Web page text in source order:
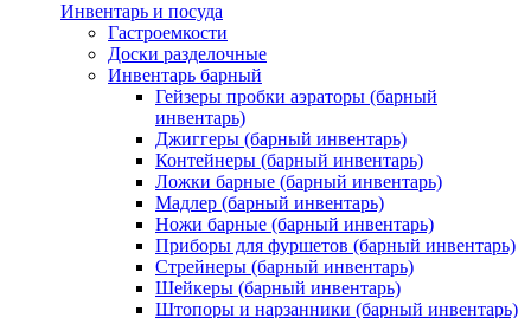
Инвентарь и посуда
Гастроемкости
Доски разделочные
Инвентарь барный
Гейзеры пробки аэраторы (барный
инвентарь)
Джиггеры (барный инвентарь)
Контейнеры (барный инвентарь)
Ложки барные (барный инвентарь)
Мадлер (барный инвентарь)
Ножи барные (барный инвентарь)
Приборы для фуршетов (барный инвентарь)
Стрейнеры (барный инвентарь)
Шейкеры (барный инвентарь)
Штопоры и нарзанники (барный инвентарь)